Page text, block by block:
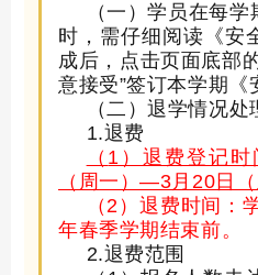
（一）学员在每学
时， 需仔细阅读《安
成后，点击页面底部
意接受”签订本学期《
（二 ）退学情况处
1.退费
（ 1）退费登记时
（周一）—3月20日（
（2）退费时间：
年春季学期结束前。
2.退费范围